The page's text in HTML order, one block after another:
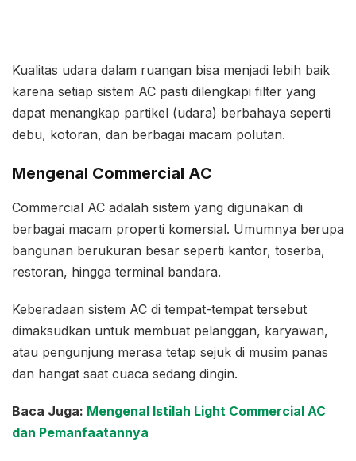
Kualitas udara dalam ruangan bisa menjadi lebih baik
karena setiap sistem AC pasti dilengkapi filter yang
dapat menangkap partikel (udara) berbahaya seperti
debu, kotoran, dan berbagai macam polutan.
Mengenal Commercial AC
Commercial AC adalah sistem yang digunakan di
berbagai macam properti komersial. Umumnya berupa
bangunan berukuran besar seperti kantor, toserba,
restoran, hingga terminal bandara.
Keberadaan sistem AC di tempat-tempat tersebut
dimaksudkan untuk membuat pelanggan, karyawan,
atau pengunjung merasa tetap sejuk di musim panas
dan hangat saat cuaca sedang dingin.
Baca Juga: Mengenal Istilah Light Commercial AC
dan Pemanfaatannya